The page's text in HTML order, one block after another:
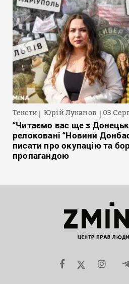
Тексти Юрій Луканов 03
“Читаємо вас ще з
релоковані “Новини
писати про окупацію та
пропагандою